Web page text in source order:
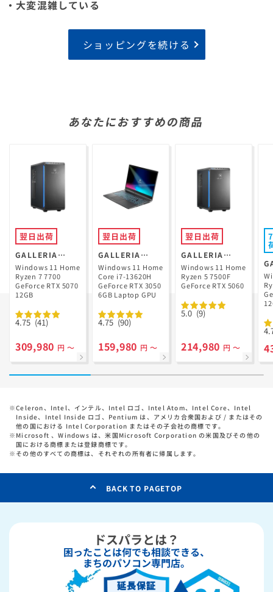
・大変混雑している
ショッピングを続ける
あなたにおすすめの商品
翌日出荷
GALLERIA
XPR7A-R57-GD
Ryzen 7 7700
搭載
Windows 11 Home
Ryzen 7 7700
GeForce RTX 5070
12GB
4.75 (41)
309,980 円 ～
翌日出荷
GALLERIA
RL7C-R35-5N
Windows 11 Home
Core i7-13620H
GeForce RTX 3050
6GB Laptop GPU
4.75 (90)
159,980 円 ～
翌日出荷
GALLERIA
XGR5M-R56-
GD Ryzen 5
7500F搭載
Windows 11 Home
Ryzen 5 7500F
GeForce RTX 5060
5.0 (9)
214,980 円 ～
※Celeron、Intel、インテル、Intel ロゴ、Intel Atom、Intel Core、Intel
Inside、Intel Inside ロゴ、Pentium は、アメリカ合衆国および / またはその
他の国における Intel Corporation またはその子会社の商標です。
※ Microsoft 、Windows は、米国Microsoft Corporation の米国及びその他の
国における商標または登録商標です。
※ その他のすべての商標は、それぞれの所有者に帰属します。
BACK TO PAGETOP
ドスパラとは？
困ったことは何でも相談できる、
まちのパソコン専門店。